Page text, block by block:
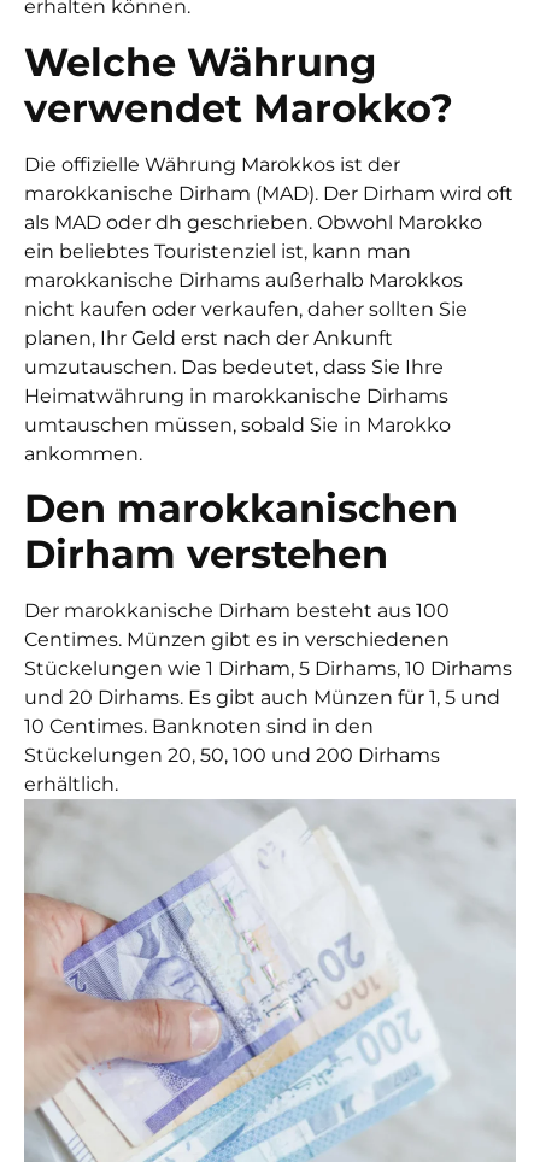
erhalten können.
Welche Währung
verwendet Marokko?
Die offizielle Währung Marokkos ist der
marokkanische Dirham (MAD). Der Dirham wird oft
als MAD oder dh geschrieben. Obwohl Marokko
ein beliebtes Touristenziel ist, kann man
marokkanische Dirhams außerhalb Marokkos
nicht kaufen oder verkaufen, daher sollten Sie
planen, Ihr Geld erst nach der Ankunft
umzutauschen. Das bedeutet, dass Sie Ihre
Heimatwährung in marokkanische Dirhams
umtauschen müssen, sobald Sie in Marokko
ankommen.
Den marokkanischen
Dirham verstehen
Der marokkanische Dirham besteht aus 100
Centimes. Münzen gibt es in verschiedenen
Stückelungen wie 1 Dirham, 5 Dirhams, 10 Dirhams
und 20 Dirhams. Es gibt auch Münzen für 1, 5 und
10 Centimes. Banknoten sind in den
Stückelungen 20, 50, 100 und 200 Dirhams
erhältlich.